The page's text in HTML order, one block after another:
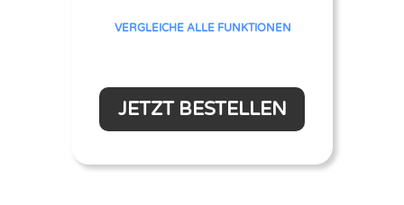
VERGLEICHE ALLE FUNKTIONEN
JETZT BESTELLEN